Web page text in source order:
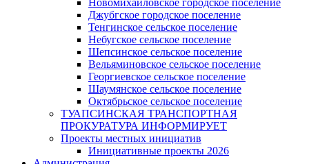
Новомихайловское городское поселение
Джубгское городское поселение
Тенгинское сельское поселение
Небугское сельское поселение
Шепсинское сельское поселение
Вельяминовское сельское поселение
Георгиевское сельское поселение
Шаумянское сельское поселение
Октябрьское сельское поселение
ТУАПСИНСКАЯ ТРАНСПОРТНАЯ
ПРОКУРАТУРА ИНФОРМИРУЕТ
Проекты местных инициатив
Инициативные проекты 2026